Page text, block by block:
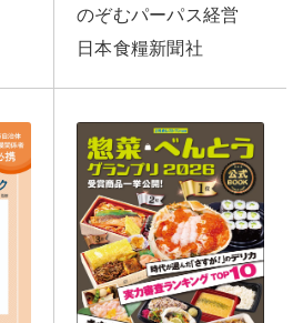
のぞむパーパス経営
日本食糧新聞社